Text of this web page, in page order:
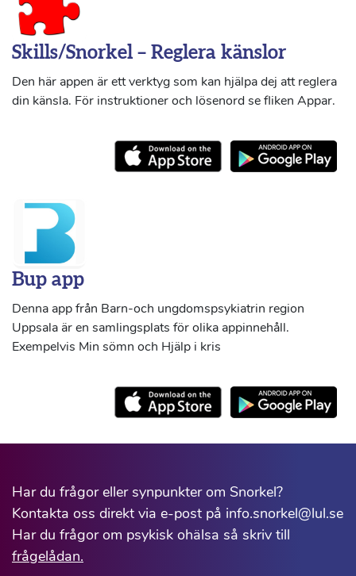
Skills/Snorkel – Reglera känslor
Den här appen är ett verktyg som kan hjälpa dej att reglera
din känsla. För instruktioner och lösenord se fliken Appar.
Bup app
Denna app från Barn-och ungdomspsykiatrin region
Uppsala är en samlingsplats för olika appinnehåll.
Exempelvis Min sömn och Hjälp i kris
Har du frågor eller synpunkter om Snorkel?
Kontakta oss direkt via e-post på info.snorkel@lul.se
Har du frågor om psykisk ohälsa så skriv till
frågelådan.